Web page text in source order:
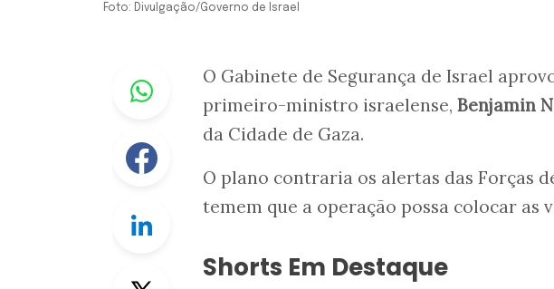
Foto: Divulgação/Governo de Israel
Whastapp
Facebook
Linkedin
Twitter
O Gabinete de Segurança de Israel
primeiro-ministro israelense, Benjamin
da Cidade de Gaza.
O plano contraria os alertas das Forças
temem que a operação possa colocar as
Shorts Em Destaque